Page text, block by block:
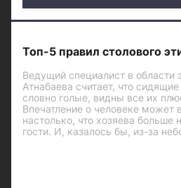
Топ-5 правил столового
Ведущий специалист в области
Атнабаева считает, что
словно голые, видны все их
Впечатление о человеке может
настолько, что хозяева больше
гости. И, казалось бы, из-за